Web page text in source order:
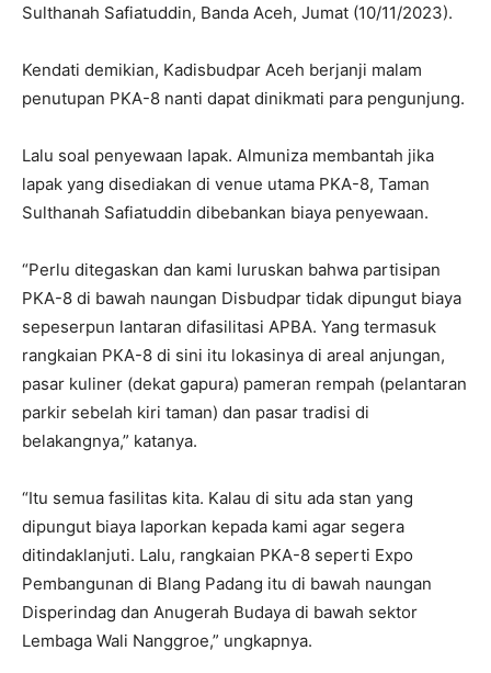
Sulthanah Safiatuddin, Banda Aceh, Jumat (10/11/2023).
Kendati demikian, Kadisbudpar Aceh berjanji malam
penutupan PKA-8 nanti dapat dinikmati para pengunjung.
Lalu soal penyewaan lapak. Almuniza membantah jika
lapak yang disediakan di venue utama PKA-8, Taman
Sulthanah Safiatuddin dibebankan biaya penyewaan.
“Perlu ditegaskan dan kami luruskan bahwa partisipan
PKA-8 di bawah naungan Disbudpar tidak dipungut biaya
sepeserpun lantaran difasilitasi APBA. Yang termasuk
rangkaian PKA-8 di sini itu lokasinya di areal anjungan,
pasar kuliner (dekat gapura) pameran rempah (pelantaran
parkir sebelah kiri taman) dan pasar tradisi di
belakangnya,” katanya.
“Itu semua fasilitas kita. Kalau di situ ada stan yang
dipungut biaya laporkan kepada kami agar segera
ditindaklanjuti. Lalu, rangkaian PKA-8 seperti Expo
Pembangunan di Blang Padang itu di bawah naungan
Disperindag dan Anugerah Budaya di bawah sektor
Lembaga Wali Nanggroe,” ungkapnya.